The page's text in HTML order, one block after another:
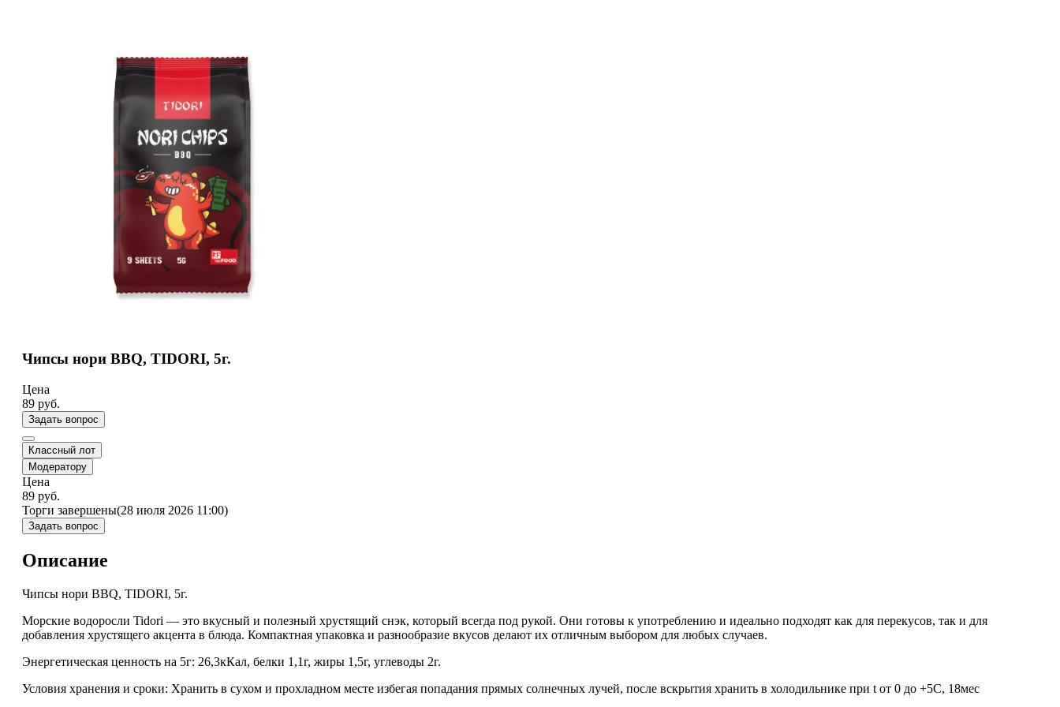
Чипсы нори BBQ, TIDORI, 5г.
Цена
89 руб.
Задать вопрос
Классный лот
Модератору
Цена
89 руб.
Торги завершены(28 июля 2026 11:00)
Задать вопрос
Описание
Чипсы нори BBQ, TIDORI, 5г.
Морские водоросли Tidori — это вкусный и полезный хрустящий снэк, который всегда под рукой. Они готовы к употреблению и идеально подходят как для перекусов, так и для
добавления хрустящего акцента в блюда. Компактная упаковка и разнообразие вкусов делают их отличным выбором для любых случаев.
Энергетическая ценность на 5г: 26,3кКал, белки 1,1г, жиры 1,5г, углеводы 2г.
Условия хранения и сроки: Хранить в сухом и прохладном месте избегая попадания прямых солнечных лучей, после вскрытия хранить в холодильнике при t от 0 до +5C, 18мес